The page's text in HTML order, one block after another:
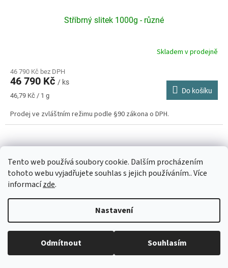
Tento web používá soubory cookie. Dalším procházením
tohoto webu vyjadřujete souhlas s jejich používáním.. Více
informacízde.
Nastavení
Odmítnout Souhlasím
Běžná otevírací doba: Pondělí: 8:30 - 16:00 Úterý: 9:00 -17:00 Středa: 8:30
Stříbrný slitek 1000g - různé
Skladem v prodejně
46 790 Kč bez DPH
46 790 Kč / ks
Měrná
46,79 Kč / 1 g
Do košíku
Prodej ve zvláštním režimu podle §90 zákona o DPH.